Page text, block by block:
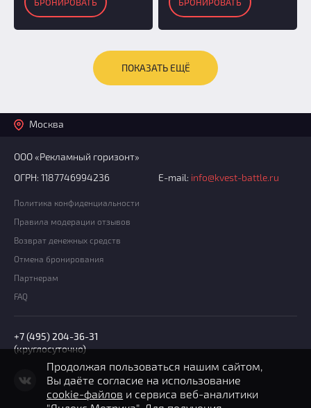
БРОНИРОВАТЬ БРОНИРОВАТЬ
ПОКАЗАТЬ ЕЩЁ
Москва
ООО «Рекламный горизонт»
ОГРН: 1187746994236
E-mail: info@kvest-battle.ru
Политика конфиденциальности
Правила модерации отзывов
Возврат денежных средств
Отмена бронирования
Партнерам
FAQ
+7 (495) 204-36-31
(круглосуточно)
Продолжая пользоваться нашим сайтом,
Вы даёте согласие на использование
cookie-файлов и сервиса веб-аналитики